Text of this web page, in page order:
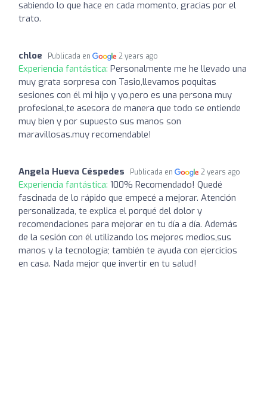
sabiendo lo que hace en cada momento, gracias por el
trato.
chloe Publicada en 2 years ago
Experiencia fantástica: Personalmente me he llevado una
muy grata sorpresa con Tasio,llevamos poquitas
sesiones con él mi hijo y yo,pero es una persona muy
profesional,te asesora de manera que todo se entiende
muy bien y por supuesto sus manos son
maravillosas.muy recomendable!
Angela Hueva Céspedes Publicada en 2 years ago
Experiencia fantástica: 100% Recomendado! Quedé
fascinada de lo rápido que empecé a mejorar. Atención
personalizada, te explica el porqué del dolor y
recomendaciones para mejorar en tu día a día. Además
de la sesión con él utilizando los mejores medios,sus
manos y la tecnología; también te ayuda con ejercicios
en casa. Nada mejor que invertir en tu salud!